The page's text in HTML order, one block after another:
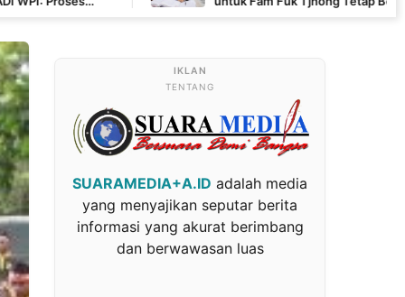
TENTANG
SUARAMEDIA+A.ID adalah media
yang menyajikan seputar berita
informasi yang akurat berimbang
dan berwawasan luas